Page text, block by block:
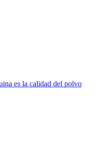
es la calidad del polvo